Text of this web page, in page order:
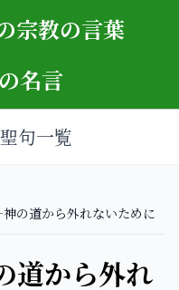
名言
聖句一覧
の道から外れないために
道から外れ